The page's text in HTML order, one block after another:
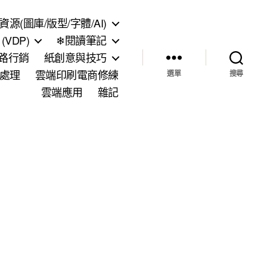
源(圖庫/版型/字體/AI)
❄閱讀筆記
行銷
紙創意與技巧
理
雲端印刷電商修練
雲端應用
雜記
選單 搜尋